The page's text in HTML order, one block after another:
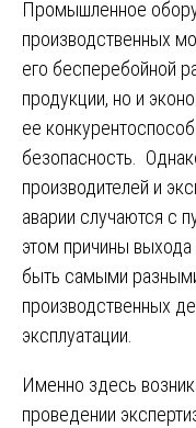
Промышленное
производственных
его бесперебойной
продукции, но и
ее
безопасность.
производителей и
аварии случаются с
этом причины
быть самыми
производственных
эксплуатации.
Именно здесь
проведении